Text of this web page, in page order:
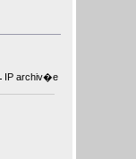
IP archiv�e